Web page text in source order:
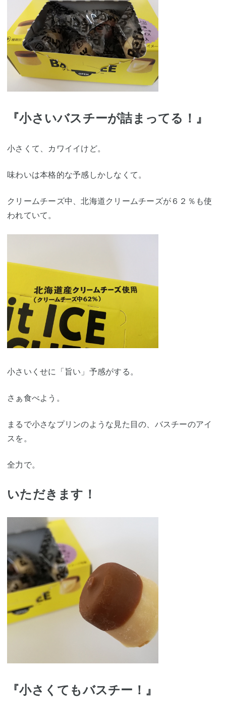
『小さいバスチーが詰まってる！』
小さくて、カワイイけど。
味わいは本格的な予感しかしなくて。
クリームチーズ中、北海道クリームチーズが６２％も使
われていて。
小さいくせに「旨い」予感がする。
さぁ食べよう。
まるで小さなプリンのような見た目の、バスチーのアイ
スを。
全力で。
いただきます！
『小さくてもバスチー！』